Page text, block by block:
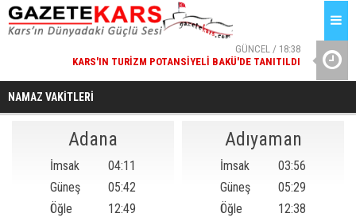
GÜNCEL / 18:38
KARS'IN TURIZM POTANSIYELI BAKÜ'DE TANITILDI
NAMAZ VAKİTLERİ
Adana
İmsak
04:11
Güneş
05:42
Öğle
12:49
Adıyaman
İmsak
03:56
Güneş
05:29
Öğle
12:38